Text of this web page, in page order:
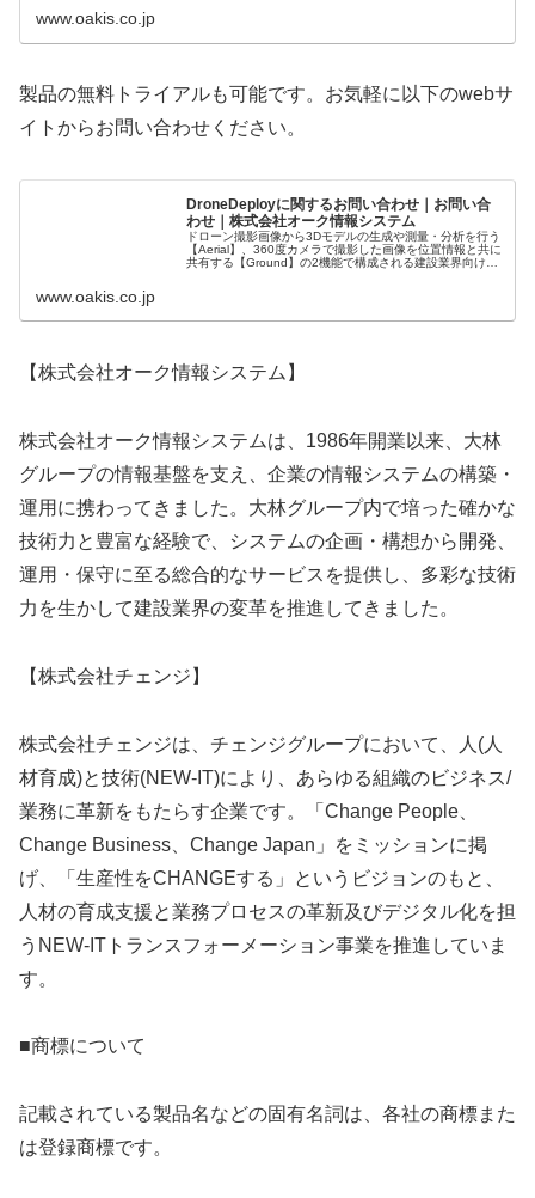
www.oakis.co.jp
製品の無料トライアルも可能です。お気軽に以下のwebサ
イトからお問い合わせください。
DroneDeployに関するお問い合わせ｜お問い合
わせ｜株式会社オーク情報システム
ドローン撮影画像から3Dモデルの⽣成や測量・分析を行う
【Aerial】、360度カメラで撮影した画像を位置情報と共に
共有する【Ground】の2機能で構成される建設業界向け統
www.oakis.co.jp
【株式会社オーク情報システム】
株式会社オーク情報システムは、1986年開業以来、大林
グループの情報基盤を支え、企業の情報システムの構築・
運用に携わってきました。大林グループ内で培った確かな
技術力と豊富な経験で、システムの企画・構想から開発、
運用・保守に至る総合的なサービスを提供し、多彩な技術
力を生かして建設業界の変革を推進してきました。
【株式会社チェンジ】
株式会社チェンジは、チェンジグループにおいて、人(人
材育成)と技術(NEW-IT)により、あらゆる組織のビジネス/
業務に革新をもたらす企業です。「Change People、
Change Business、Change Japan」をミッションに掲
げ、「生産性をCHANGEする」というビジョンのもと、
人材の育成支援と業務プロセスの革新及びデジタル化を担
うNEW-ITトランスフォーメーション事業を推進していま
す。
■商標について
記載されている製品名などの固有名詞は、各社の商標また
は登録商標です。